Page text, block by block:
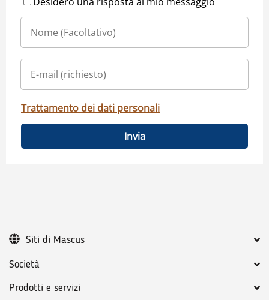
Trattamento dei dati personali
Invia
Società
Prodotti e servizi
Siti di Mascus